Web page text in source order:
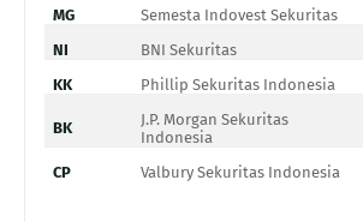
MG
Semesta Indovest Sekuritas
NI
BNI Sekuritas
KK
Phillip Sekuritas Indonesia
BK
J.P. Morgan Sekuritas
Indonesia
CP Valbury Sekuritas Indonesia